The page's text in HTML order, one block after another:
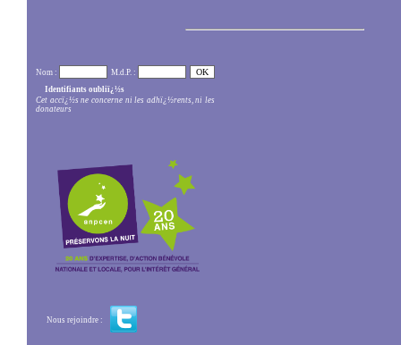
Nom :
M.d.P. :
Identifiants oubliï¿½s
Cet accï¿½s ne concerne ni les adhï¿½rents, ni les
donateurs
Nous rejoindre :